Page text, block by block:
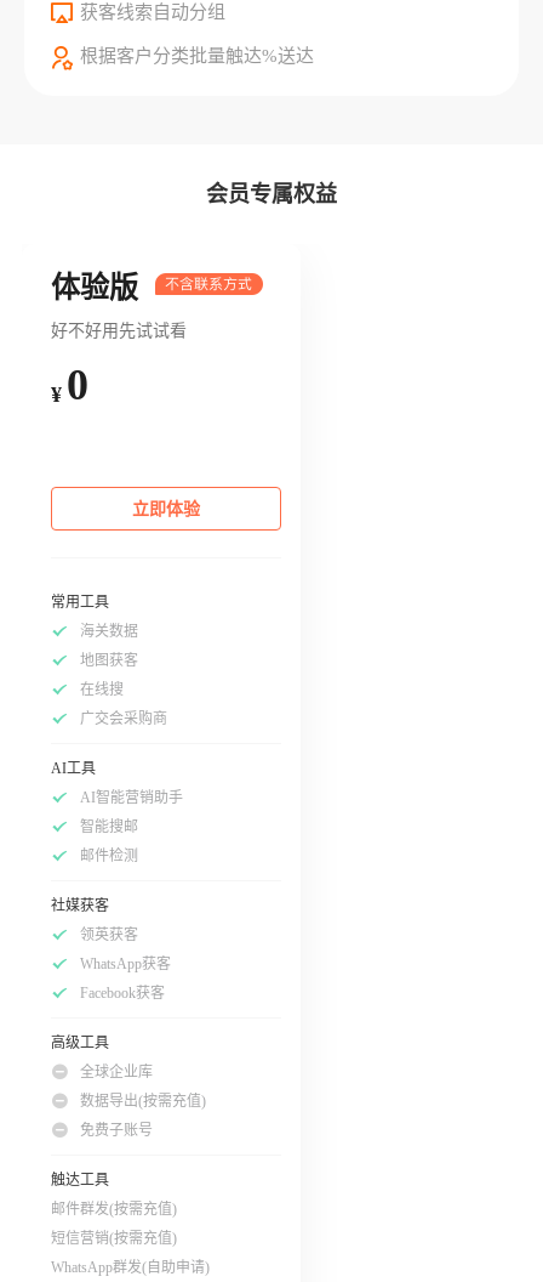
获客线索自动分组
根据客户分类批量触达%送达
会员专属权益
体验版
好不好用先试试看
¥ 0
立即体验
常用工具
海关数据
地图获客
在线搜
广交会采购商
AI工具
AI智能营销助手
智能搜邮
邮件检测
社媒获客
领英获客
WhatsApp获客
Facebook获客
高级工具
全球企业库
数据导出(按需充值)
免费子账号
触达工具
邮件群发(按需充值)
短信营销(按需充值)
WhatsApp群发(自助申请)